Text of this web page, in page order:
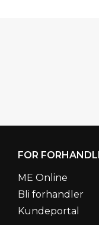
FOR
ME Online
Bli forhandler
Kundeportal